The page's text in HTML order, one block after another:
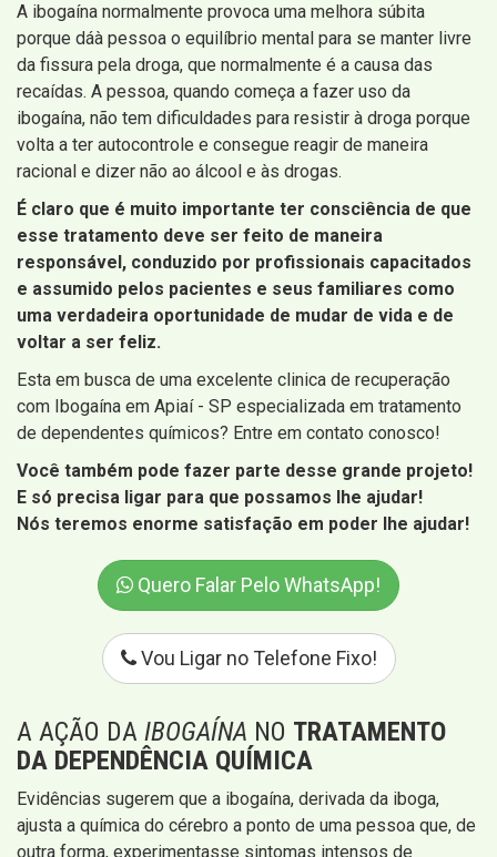
A ibogaína normalmente provoca uma melhora súbita
porque dáà pessoa o equilíbrio mental para se manter livre
da fissura pela droga, que normalmente é a causa das
recaídas. A pessoa, quando começa a fazer uso da
ibogaína, não tem dificuldades para resistir à droga porque
volta a ter autocontrole e consegue reagir de maneira
racional e dizer não ao álcool e às drogas.
É claro que é muito importante ter consciência de que
esse tratamento deve ser feito de maneira
responsável, conduzido por profissionais capacitados
e assumido pelos pacientes e seus familiares como
uma verdadeira oportunidade de mudar de vida e de
voltar a ser feliz.
Esta em busca de uma excelente clinica de recuperação
com Ibogaína em Apiaí - SP especializada em tratamento
de dependentes químicos? Entre em contato conosco!
Você também pode fazer parte desse grande projeto!
E só precisa ligar para que possamos lhe ajudar!
Nós teremos enorme satisfação em poder lhe ajudar!
Quero Falar Pelo WhatsApp!
Vou Ligar no Telefone Fixo!
A AÇÃO DA IBOGAÍNA NO TRATAMENTO
DA DEPENDÊNCIA QUÍMICA
Evidências sugerem que a ibogaína, derivada da iboga,
ajusta a química do cérebro a ponto de uma pessoa que, de
outra forma, experimentasse sintomas intensos de